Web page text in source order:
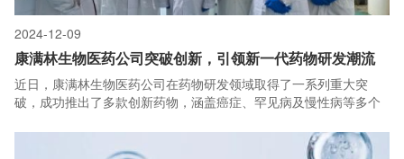
2024-12-09
康满林生物医药公司突破创新，引领新一代药物研发潮流
近日，康满林生物医药公司在药物研发领域取得了一系列重大突
破，成功推出了多款创新药物，涵盖癌症、罕见病及慢性病等多个
位，更为全球患者带来了全新的治疗选择和希望。